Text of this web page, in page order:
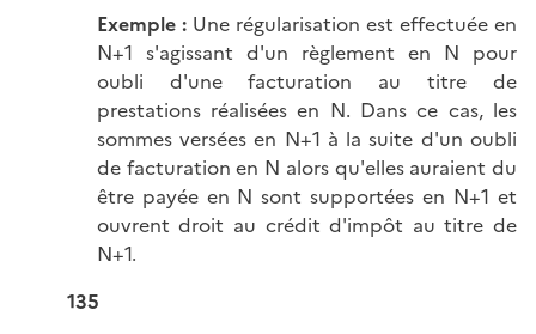
Exemple : Une régularisation est effectuée en
N+1 s'agissant d'un règlement en N pour
oubli d'une facturation au titre de
prestations réalisées en N. Dans ce cas, les
sommes versées en N+1 à la suite d'un oubli
de facturation en N alors qu'elles auraient du
être payée en N sont supportées en N+1 et
ouvrent droit au crédit d'impôt au titre de
N+1.
135